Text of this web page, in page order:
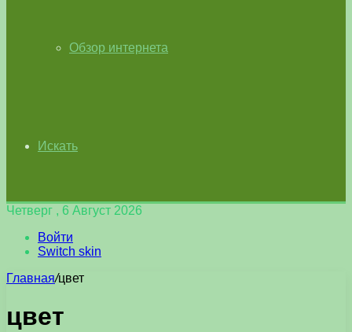
Обзор интернета
Искать
Четверг , 6 Август 2026
Войти
Switch skin
Главная/цвет
цвет